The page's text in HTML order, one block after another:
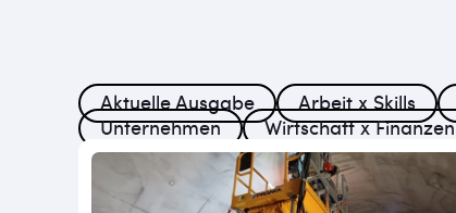
Aktuelle Ausgabe Arbeit x Skills
Unternehmen
Wirtschaft x Finanzen